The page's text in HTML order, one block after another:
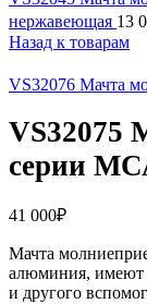
нержавеющая 13
Назад к товарам
VS32076 Мачта
VS32075
серии
41 000₽
Мачта
алюминия, имеют
и другого